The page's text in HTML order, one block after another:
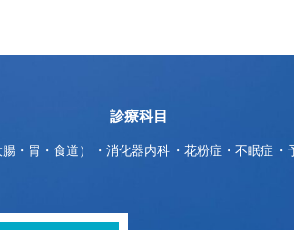
診療科目
・胃・食道） 消化器内科 花粉症・不眠症